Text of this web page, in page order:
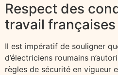
Respect des
travail françaises
Il est impératif de souligner
d’électriciens roumains
règles de sécurité en vigueur